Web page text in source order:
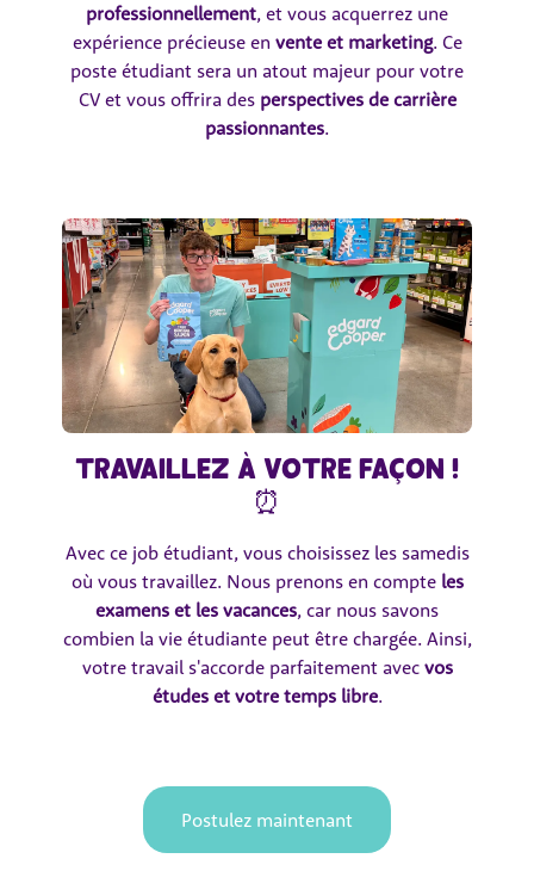
professionnellement, et vous acquerrez une
expérience précieuse en vente et marketing. Ce
poste étudiant sera un atout majeur pour votre
CV et vous offrira des perspectives de carrière
passionnantes.
Travaillez à votre façon !
⏰
Avec ce job étudiant, vous choisissez les samedis
où vous travaillez. Nous prenons en compte les
examens et les vacances, car nous savons
combien la vie étudiante peut être chargée. Ainsi,
votre travail s'accorde parfaitement avec vos
études et votre temps libre.
Postulez maintenant